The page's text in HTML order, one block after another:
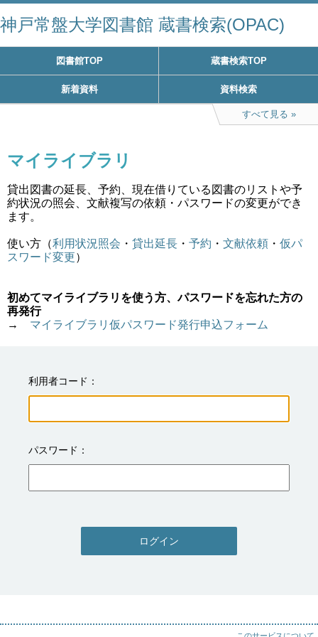
神戸常盤大学図書館 蔵書検索(OPAC)
図書館TOP 蔵書検索TOP
新着資料 資料検索
すべて見る
マイライブラリ
貸出図書の延長、予約、現在借りている図書のリストや予
約状況の照会、文献複写の依頼・パスワードの変更ができ
ます。
使い方（利用状況照会 ・ 貸出延長 ・ 予約 ・ 文献依頼 ・ 仮パ
スワード変更）
初めてマイライブラリを使う方、パスワードを忘れた方の
再発行
→ マイライブラリ仮パスワード発行申込フォーム
利用者コード
パスワード
ログイン